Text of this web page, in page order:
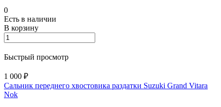
0
Есть в наличии
В корзину
Быстрый просмотр
1 000 ₽
Сальник переднего хвостовика раздатки Suzuki Grand Vitara
Nok